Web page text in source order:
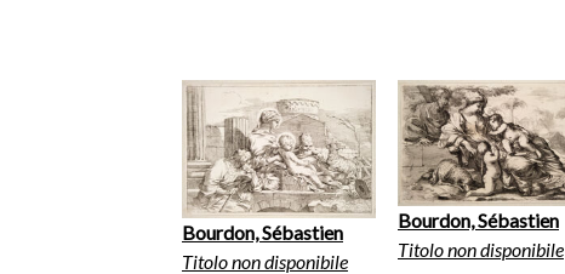
Bourdon, Sébastien
Titolo non disponibile
Bourdon, Sébastien
Titolo non disponibile